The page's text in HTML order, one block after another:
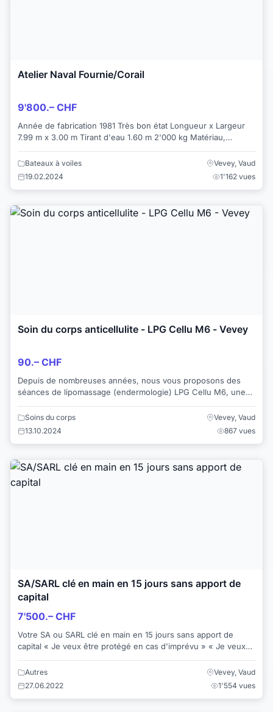
Atelier Naval Fournie/Corail
9'800.– CHF
Année de fabrication 1981 Très bon état Longueur x Largeur
7.99 m x 3.00 m Tirant d'eau 1.60 m 2'000 kg Matériau,
Bateaux à voiles
Vevey, Vaud
19.02.2024
1'162 vues
Soin du corps anticellulite - LPG Cellu M6 - Vevey
90.– CHF
Depuis de nombreuses années, nous vous proposons des
séances de lipomassage (endermologie) LPG Cellu M6, une
Soins du corps
Vevey, Vaud
13.10.2024
867 vues
SA/SARL clé en main en 15 jours sans apport de
capital
7'500.– CHF
Votre SA ou SARL clé en main en 15 jours sans apport de
capital « Je veux être protégé en cas d'imprévu » « Je veux
Autres
Vevey, Vaud
27.06.2022
1'554 vues